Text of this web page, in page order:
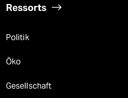
Ressorts
Politik
Öko
Gesellschaft